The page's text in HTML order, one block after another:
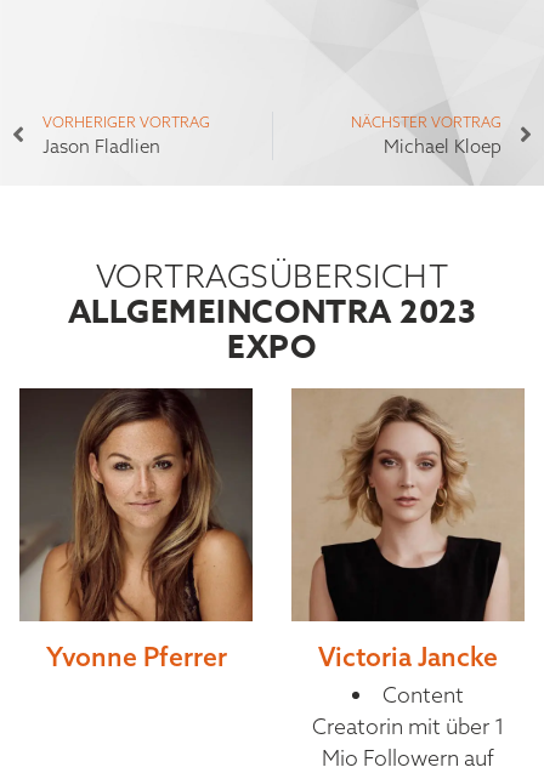
VORHERIGER VORTRAG
Jason Fladlien
NÄCHSTER VORTRAG
Michael Kloep
VORTRAGSÜBERSICHT
ALLGEMEINCONTRA 2023
EXPO
Yvonne Pferrer Victoria Jancke
Content
Creatorin mit über 1
Mio Followern auf